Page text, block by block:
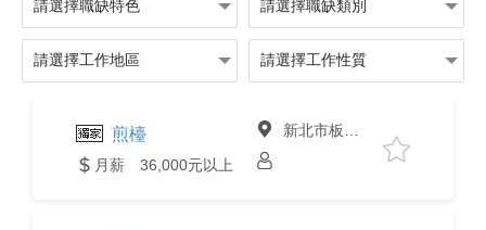
煎檯
月薪 36,000元以上
新北市板橋區